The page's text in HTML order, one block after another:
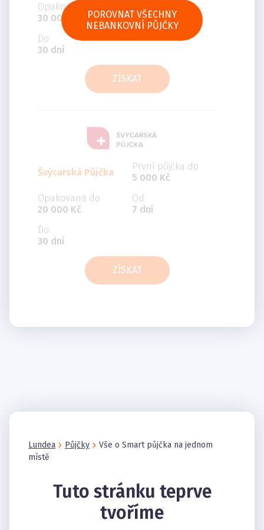
Opakovaná do
30 000 Kč
Od
5 dní
Do
30 dní
ZÍSKAT
Švýcarská Půjčka
První půjčka do
5 000 Kč
Opakovaná do
20 000 Kč
Od
7 dní
Do
30 dní
ZÍSKAT
POROVNAT VŠECHNY
NEBANKOVNÍ PŮJČKY
Lundea Půjčky
Vše o Smart půjčka na jednom
místě
Tuto stránku teprve
tvoříme